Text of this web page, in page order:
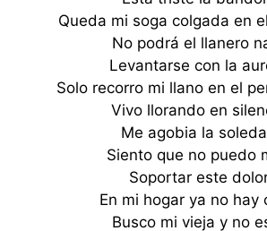
Queda mi soga colgada en
No podrá el llanero
Levantarse con la
Solo recorro mi llano en el
Vivo llorando en
Me agobia la
Siento que no puedo
Soportar este
En mi hogar ya no hay
Busco mi vieja y no